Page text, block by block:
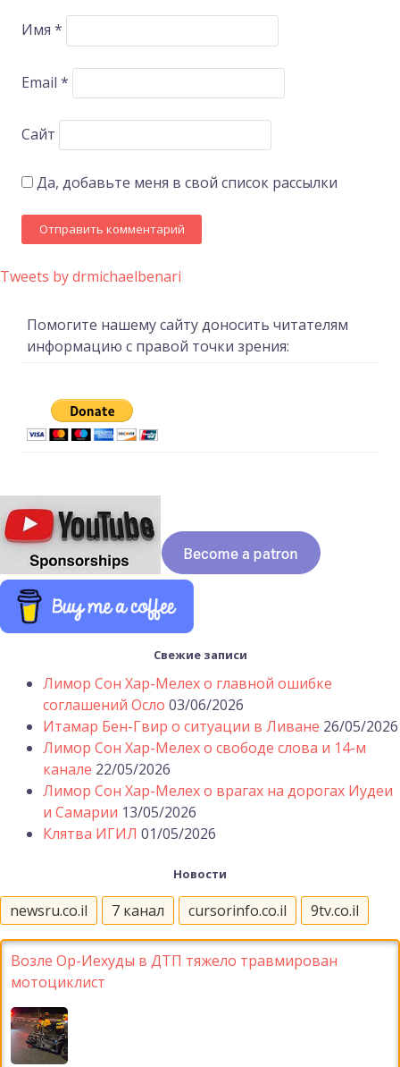
Имя *
Email *
Сайт
Да, добавьте меня в свой список рассылки
Tweets by drmichaelbenari
Помогите нашему сайту доносить читателям
информацию с правой точки зрения:
Свежие записи
Лимор Сон Хар-Мелех о главной ошибке
соглашений Осло 03/06/2026
Итамар Бен-Гвир о ситуации в Ливане 26/05/2026
Лимор Сон Хар-Мелех о свободе слова и 14-м
канале 22/05/2026
Лимор Сон Хар-Мелех о врагах на дорогах Иудеи
и Самарии 13/05/2026
Клятва ИГИЛ 01/05/2026
Новости
newsru.co.il 7 канал cursorinfo.co.il 9tv.co.il
Возле Ор-Иехуды в ДТП тяжело травмирован
мотоциклист